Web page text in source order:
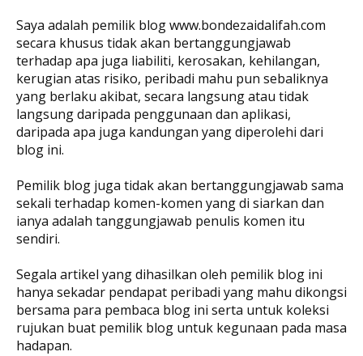
Saya adalah pemilik blog www.bondezaidalifah.com
secara khusus tidak akan bertanggungjawab
terhadap apa juga liabiliti, kerosakan, kehilangan,
kerugian atas risiko, peribadi mahu pun sebaliknya
yang berlaku akibat, secara langsung atau tidak
langsung daripada penggunaan dan aplikasi,
daripada apa juga kandungan yang diperolehi dari
blog ini.
Pemilik blog juga tidak akan bertanggungjawab sama
sekali terhadap komen-komen yang di siarkan dan
ianya adalah tanggungjawab penulis komen itu
sendiri.
Segala artikel yang dihasilkan oleh pemilik blog ini
hanya sekadar pendapat peribadi yang mahu dikongsi
bersama para pembaca blog ini serta untuk koleksi
rujukan buat pemilik blog untuk kegunaan pada masa
hadapan.